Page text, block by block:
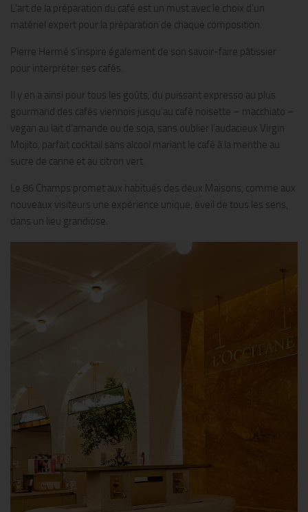
L’art de la préparation du café est un must avec le choix d’un
matériel expert pour la préparation de chaque composition.
Pierre Hermé s’inspire également de son savoir-faire pâtissier
pour interpréter ses cafés.
Il y en a ainsi pour tous les goûts, du puissant expresso au plus
gourmand des cafés viennois jusqu’au café noisette – macchiato –
vegan au lait d’amande ou de soja, sans oublier l’audacieux Virgin
Mojito, parfait cocktail sans alcool mariant le café à la menthe au
sucre de canne et au citron vert.
Le 86 Champs promet aux habitués des deux Maisons, comme aux
nouveaux visiteurs une expérience unique, éveil de tous les sens,
dans un lieu grandiose.